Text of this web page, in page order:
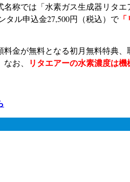
名称では「水素ガス生成器リタ
タル申込金27,500円（税込）で「
料金が無料となる初月無料特典
お、
リタエアーの水素濃度は